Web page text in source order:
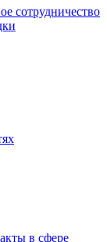
сотрудничество
в сфере